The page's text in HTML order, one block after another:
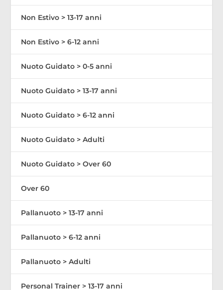
Non Estivo > 13-17 anni
Non Estivo > 6-12 anni
Nuoto Guidato > 0-5 anni
Nuoto Guidato > 13-17 anni
Nuoto Guidato > 6-12 anni
Nuoto Guidato > Adulti
Nuoto Guidato > Over 60
Over 60
Pallanuoto > 13-17 anni
Pallanuoto > 6-12 anni
Pallanuoto > Adulti
Personal Trainer > 13-17 anni